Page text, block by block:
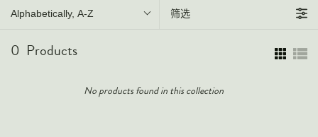
甜酒
烈酒
Alphabetically, A-Z 筛选
0 Products
No products found in this collection